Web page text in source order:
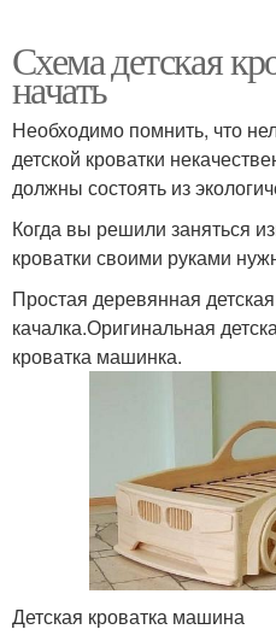
Схема детская
начать
Необходимо помнить, что
детской кроватки
должны состоять из
Когда вы решили заняться
кроватки своими руками
Простая деревянная
качалка.Оригинальная
кроватка машинка.
Детская кроватка машина